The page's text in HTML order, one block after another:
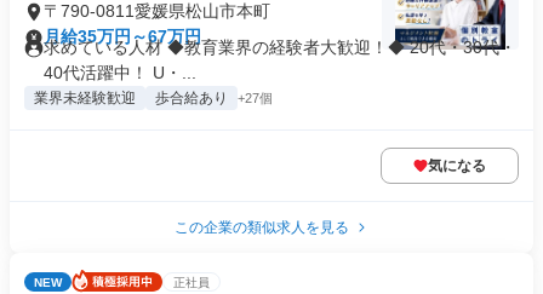
〒790-0811愛媛県松山市本町
月給35万円～67万円
求めている人材 ◆教育業界の経験者大歓迎！◆ 20代・30代・
40代活躍中！ U・...
業界未経験歓迎 歩合給あり +27個
気になる
この企業の類似求人を見る
NEW 正社員